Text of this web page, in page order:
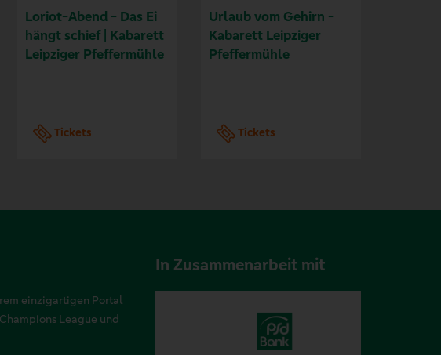
Loriot-Abend - Das Ei
hängt schief | Kabarett
Leipziger Pfeffermühle
Tickets
Urlaub vom Gehirn -
Kabarett Leipziger
Pfeffermühle
Tickets
einzigartigen Portal
League und
In Zusammenarbeit mit